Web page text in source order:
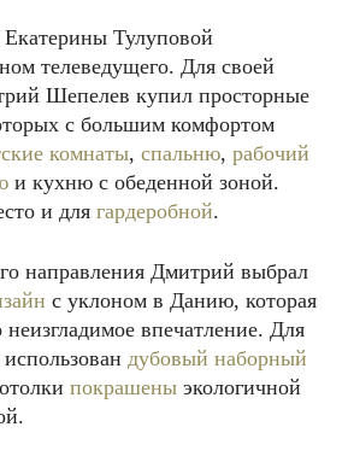
Тулуповой
телеведущего. Для своей
Шепелев купил просторные
с большим комфортом
комнаты, спальню, рабочий
и кухню с обеденной зоной.
и для гардеробной.
направления Дмитрий выбрал
с уклоном в Данию, которая
неизгладимое впечатление. Для
дубовый наборный
покрашены экологичной